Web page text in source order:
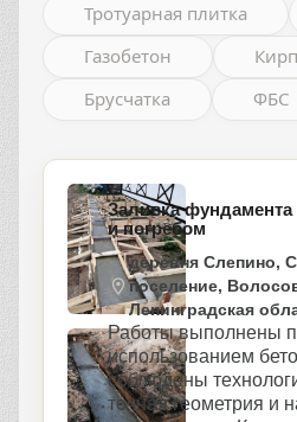
Тротуарная плитка
Газобетон
Брусчатка
ФБС
Заливка
и погребом
деревня Слепино,
поселение,
Ленинградская
Работы выполнены
использованием
соблюдены
точная геометрия и